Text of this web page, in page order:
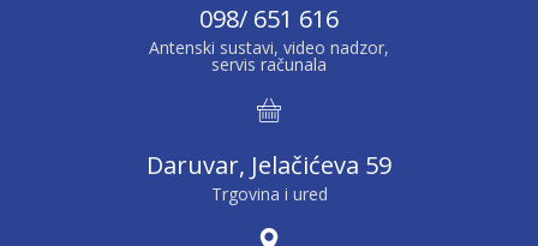
098/ 651 616
Antenski sustavi, video nadzor,
servis računala
Daruvar, Jelačićeva 59
Trgovina i ured